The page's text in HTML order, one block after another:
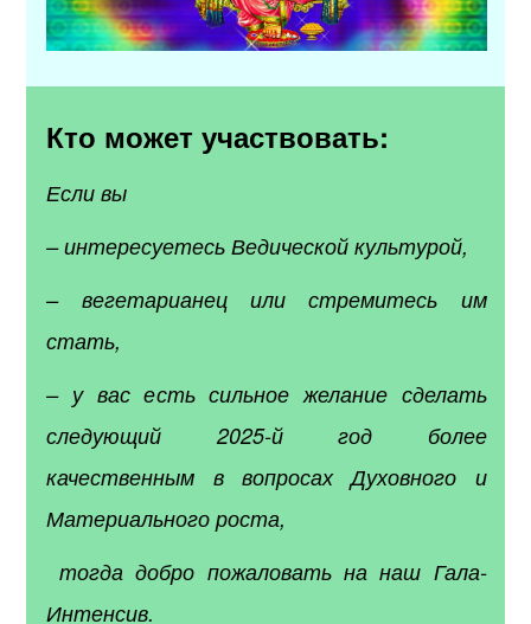
Кто может участвовать:
Если вы
– интересуетесь Ведической культурой,
– вегетарианец или стремитесь им
стать,
– у вас есть сильное желание сделать
следующий 2025-й год более
качественным в вопросах Духовного и
Материального роста,
тогда добро пожаловать на наш Гала-
Интенсив.